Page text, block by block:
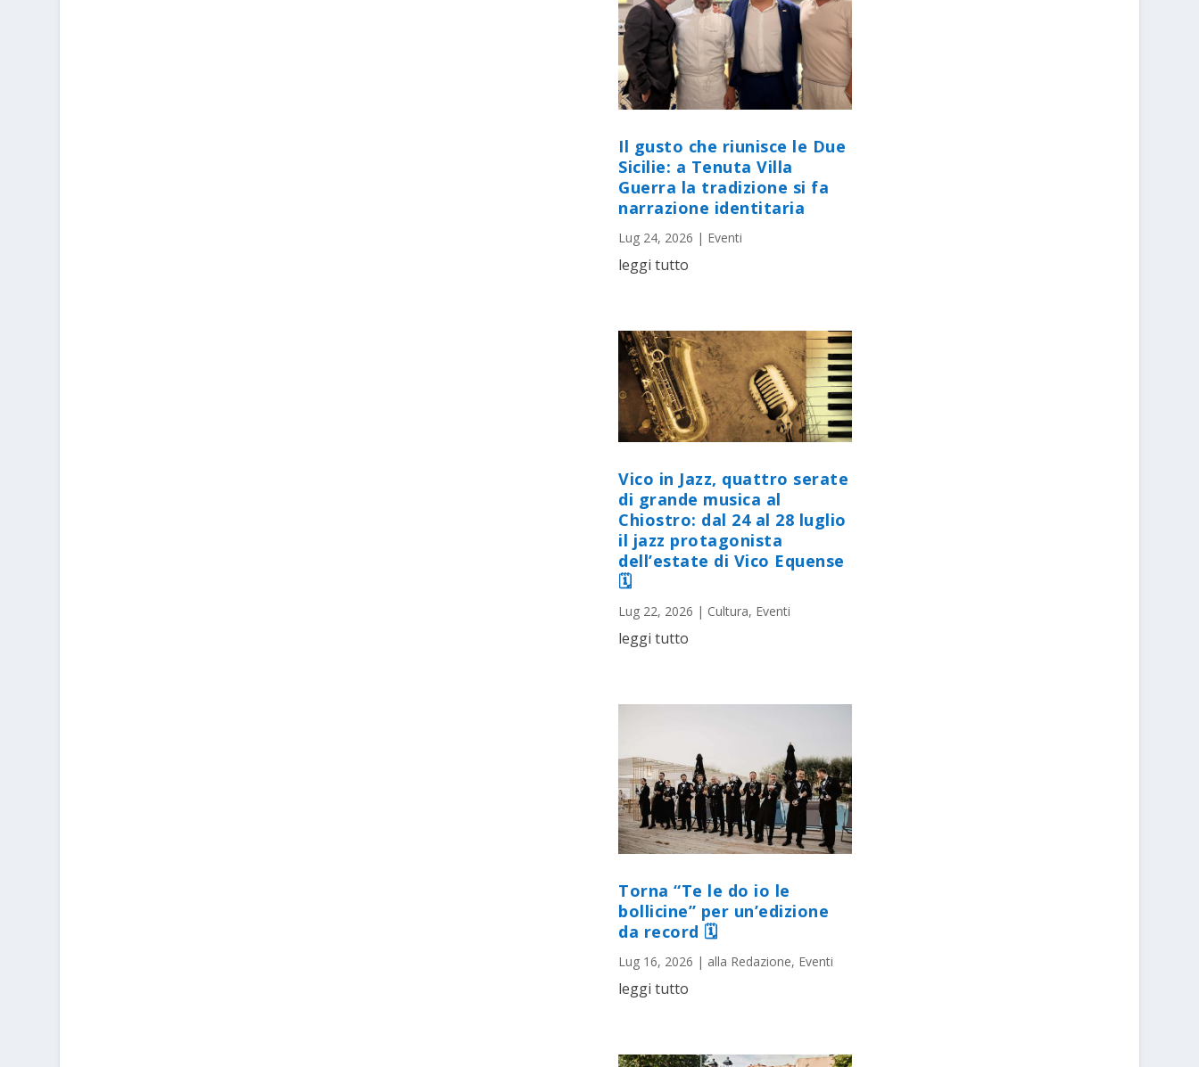
Il gusto che riunisce le Due
Sicilie: a Tenuta Villa
Guerra la tradizione si fa
narrazione identitaria
Lug 24, 2026 | Eventi
leggi tutto
Vico in Jazz, quattro serate
di grande musica al
Chiostro: dal 24 al 28 luglio
il jazz protagonista
dell’estate di Vico Equense
🗓
Lug 22, 2026 | Cultura, Eventi
leggi tutto
Torna “Te le do io le
bollicine” per un’edizione
da record 🗓
Lug 16, 2026 | alla Redazione, Eventi
leggi tutto